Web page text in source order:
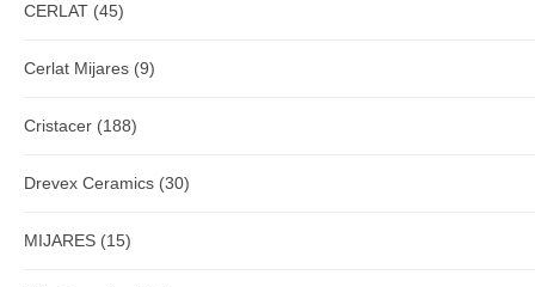
CERLAT (45)
Cerlat Mijares (9)
Cristacer (188)
Drevex Ceramics (30)
MIJARES (15)